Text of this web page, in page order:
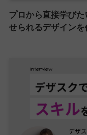
プロから直接学び
せられるデザイン